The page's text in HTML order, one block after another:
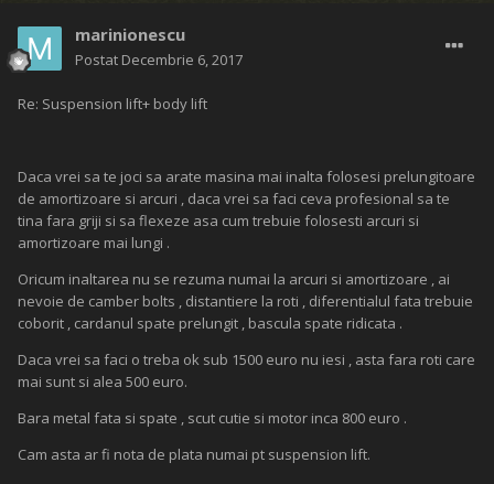
marinionescu
Postat Decembrie 6, 2017
Re: Suspension lift+ body lift
Daca vrei sa te joci sa arate masina mai inalta folosesi prelungitoare
de amortizoare si arcuri , daca vrei sa faci ceva profesional sa te
tina fara griji si sa flexeze asa cum trebuie folosesti arcuri si
amortizoare mai lungi .
Oricum inaltarea nu se rezuma numai la arcuri si amortizoare , ai
nevoie de camber bolts , distantiere la roti , diferentialul fata trebuie
coborit , cardanul spate prelungit , bascula spate ridicata .
Daca vrei sa faci o treba ok sub 1500 euro nu iesi , asta fara roti care
mai sunt si alea 500 euro.
Bara metal fata si spate , scut cutie si motor inca 800 euro .
Cam asta ar fi nota de plata numai pt suspension lift.